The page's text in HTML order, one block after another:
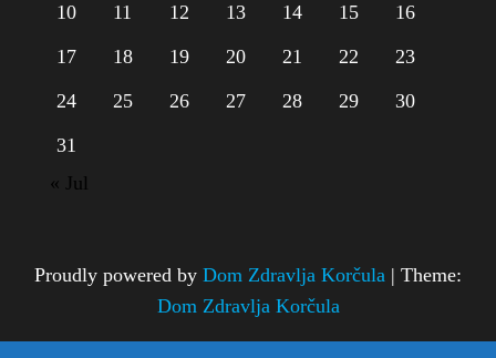
10
11 12 13 14 15
16
17
18 19 20 21 22
23
24
25 26 27 28 29
30
31
« Jul
Proudly powered by Dom Zdravlja Korčula | Theme:
Dom Zdravlja Korčula